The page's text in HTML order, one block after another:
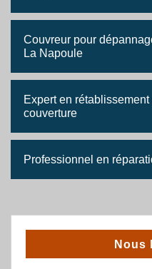
Couvreur pour
La Napoule
Expert en
couverture
Professionnel en
Nous